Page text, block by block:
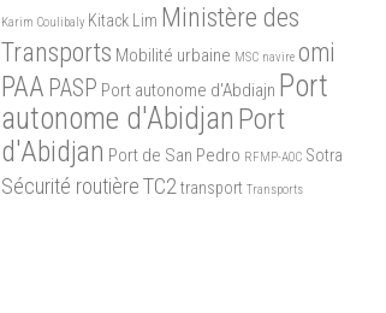
Karim Coulibaly Kitack Lim Ministère des
Transports Mobilité urbaine MSC navire omi
PAA PASP Port autonome d'Abdiajn Port
autonome d'Abidjan Port
d'Abidjan Port de San Pedro RFMP-AOC Sotra
Sécurité routièreTC2 transport Transports